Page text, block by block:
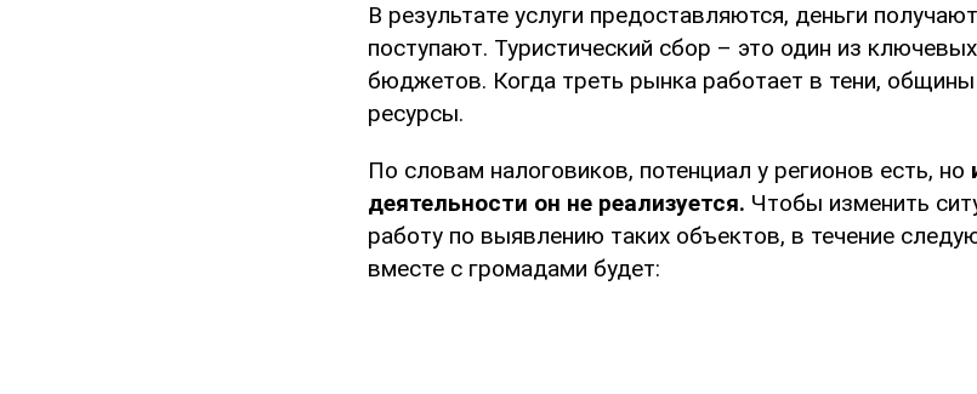
В результате услуги предоставляются, деньги
поступают. Туристический сбор – это один из
бюджетов. Когда треть рынка работает в тени,
ресурсы.
По словам налоговиков, потенциал у регионов есть, но
деятельности он не реализуется. Чтобы изменить
работу по выявлению таких объектов, в течение
вместе с громадами будет: